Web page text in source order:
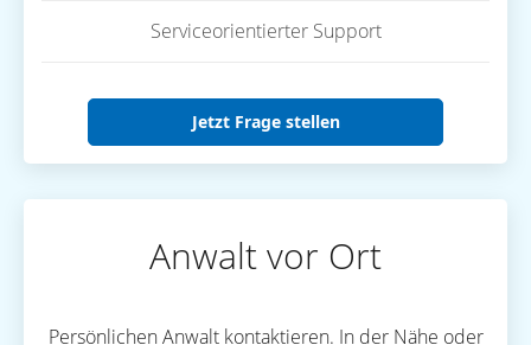
Serviceorientierter Support
Jetzt Frage stellen
Anwalt vor Ort
Persönlichen Anwalt kontaktieren. In der Nähe oder